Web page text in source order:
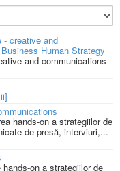
- creative and
Human Strategy
and communications
hands-on a strategiilor de
de presă, interviuri,...
on a strategiilor de